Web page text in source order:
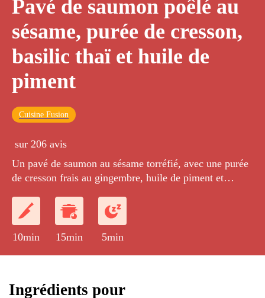
Pavé de saumon poêlé au
sésame, purée de cresson,
basilic thaï et huile de
piment
Cuisine Fusion
sur 206 avis
Un pavé de saumon au sésame torréfié, avec une purée
de cresson frais au gingembre, huile de piment et
10min 15min 5min
Ingrédients pour